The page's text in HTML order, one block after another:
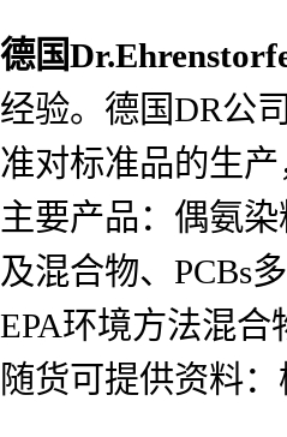
德国
经验。德国DR公
准对标准品的生
主要产品：偶氨
及混合物、PCBs
EPA环境方法混
随货可提供资料